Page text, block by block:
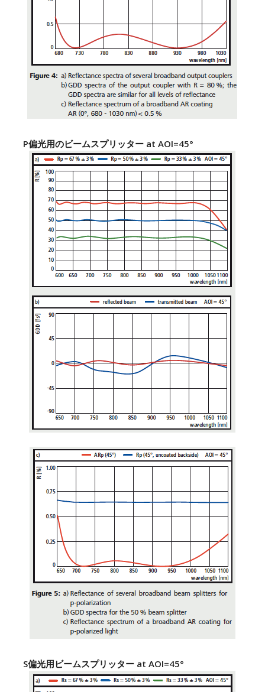
P偏光用のビームスプリッター at AOI=45°
S偏光用ビームスプリッター at AOI=45°